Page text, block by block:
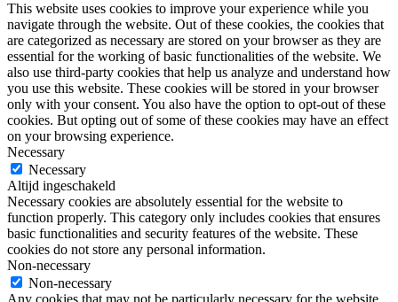
This website uses cookies to improve your experience while you
navigate through the website. Out of these cookies, the cookies that
are categorized as necessary are stored on your browser as they are
essential for the working of basic functionalities of the website. We
also use third-party cookies that help us analyze and understand how
you use this website. These cookies will be stored in your browser
only with your consent. You also have the option to opt-out of these
cookies. But opting out of some of these cookies may have an effect
on your browsing experience.
Necessary
Necessary
Altijd ingeschakeld
Necessary cookies are absolutely essential for the website to
function properly. This category only includes cookies that ensures
basic functionalities and security features of the website. These
cookies do not store any personal information.
Non-necessary
Non-necessary
Any cookies that may not be particularly necessary for the website